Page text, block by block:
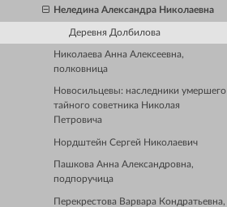
Неледина Александра Николаевна
Деревня Долбилова
Николаева Анна Алексеевна,
полковница
Новосильцевы: наследники умершего
тайного советника Николая
Петровича
Нордштейн Сергей Николаевич
Пашкова Анна Александровна,
подпоручица
Перекрестова Варвара Кондратьевна,